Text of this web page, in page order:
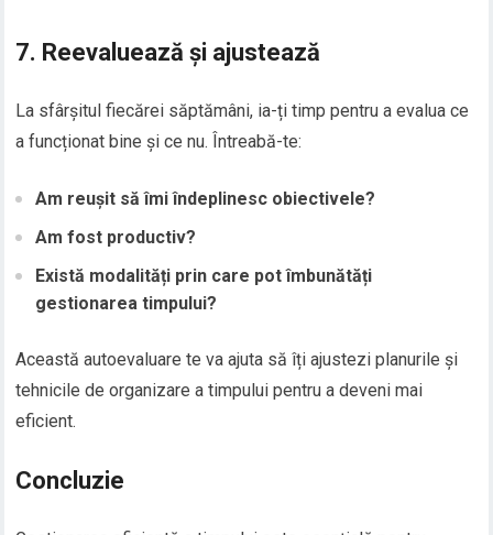
7. Reevaluează și ajustează
La sfârșitul fiecărei săptămâni, ia-ți timp pentru a evalua ce
a funcționat bine și ce nu. Întreabă-te:
Am reușit să îmi îndeplinesc obiectivele?
Am fost productiv?
Există modalități prin care pot îmbunătăți
gestionarea timpului?
Această autoevaluare te va ajuta să îți ajustezi planurile și
tehnicile de organizare a timpului pentru a deveni mai
eficient.
Concluzie